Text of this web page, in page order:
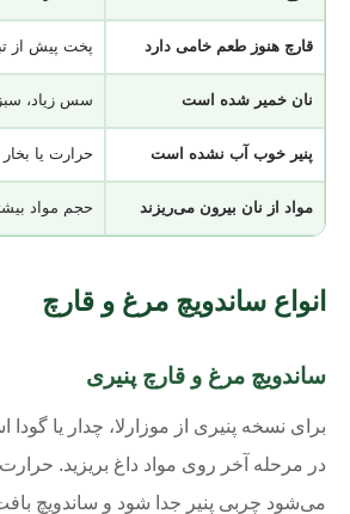
قارچ هنوز طعم خامی دارد پخت پیش از
نان خمیر شده است سس زیاد،
پنیر خوب آب نشده است حرارت یا
مواد از نان بیرون می‌ریزند حجم مواد
انواع ساندویچ مرغ و قارچ
ساندویچ مرغ و قارچ پنیری
برای نسخه پنیری از موزارلا، چدار یا گودا
در مرحله آخر روی مواد داغ بریزید.
می‌شود چربی پنیر جدا شود و ساندویچ